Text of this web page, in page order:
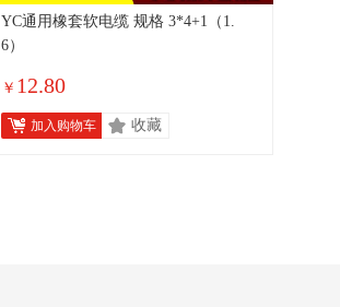
YC通用橡套软电缆 规格 3*4+1（1.
6）
￥ 12.80
加入购物车 收藏